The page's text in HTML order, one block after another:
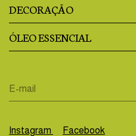
DECORAÇÃO
ÓLEO ESSENCIAL
Instagram Facebook